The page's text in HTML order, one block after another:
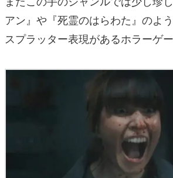
アン』や『死霊のはらわた』のよ
スプラッター表現があるホラーゲ